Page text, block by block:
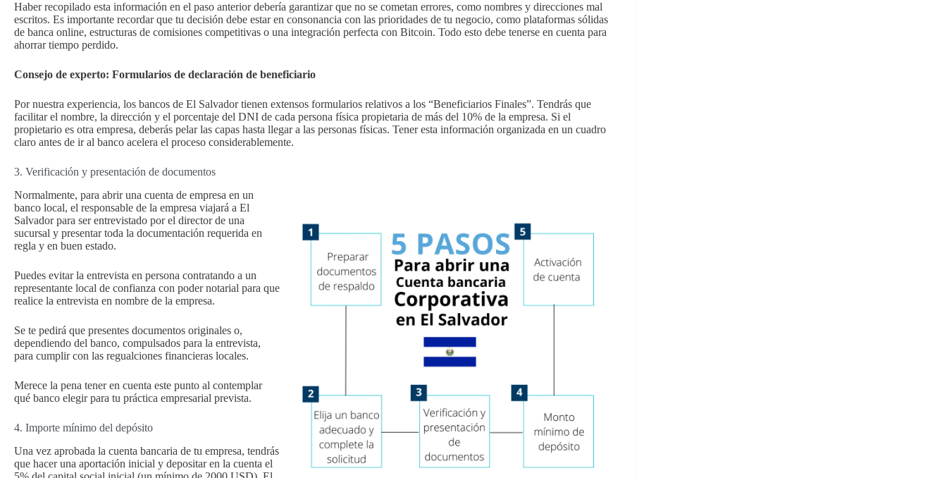
Haber recopilado esta información en el paso anterior debería garantizar que no se cometan errores, como nombres y direcciones mal
escritos. Es importante recordar que tu decisión debe estar en consonancia con las prioridades de tu negocio, como plataformas sólidas
de banca online, estructuras de comisiones competitivas o una integración perfecta con Bitcoin. Todo esto debe tenerse en cuenta para
ahorrar tiempo perdido.
Consejo de experto: Formularios de declaración de beneficiario
Por nuestra experiencia, los bancos de El Salvador tienen extensos formularios relativos a los “Beneficiarios Finales”. Tendrás que
facilitar el nombre, la dirección y el porcentaje del DNI de cada persona física propietaria de más del 10% de la empresa. Si el
propietario es otra empresa, deberás pelar las capas hasta llegar a las personas físicas. Tener esta información organizada en un cuadro
claro antes de ir al banco acelera el proceso considerablemente.
3. Verificación y presentación de documentos
Normalmente, para abrir una cuenta de empresa en un
banco local, el responsable de la empresa viajará a El
Salvador para ser entrevistado por el director de una
sucursal y presentar toda la documentación requerida en
regla y en buen estado.
Puedes evitar la entrevista en persona contratando a un
representante local de confianza con poder notarial para que
realice la entrevista en nombre de la empresa.
Se te pedirá que presentes documentos originales o,
dependiendo del banco, compulsados para la entrevista,
para cumplir con las regualciones financieras locales.
Merece la pena tener en cuenta este punto al contemplar
qué banco elegir para tu práctica empresarial prevista.
4. Importe mínimo del depósito
Una vez aprobada la cuenta bancaria de tu empresa, tendrás
que hacer una aportación inicial y depositar en la cuenta el